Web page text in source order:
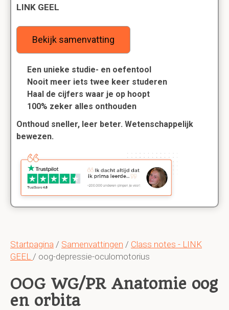
Startpagina / Samenvattingen / Class notes - LINK
GEEL / oog-depressie-oculomotorius
OOG WG/PR Anatomie oog
en orbita
LINK GEEL
Bekijk samenvatting
Een unieke studie- en oefentool
Nooit meer iets twee keer studeren
Haal de cijfers waar je op hoopt
100% zeker alles onthouden
Onthoud sneller, leer beter. Wetenschappelijk
bewezen.